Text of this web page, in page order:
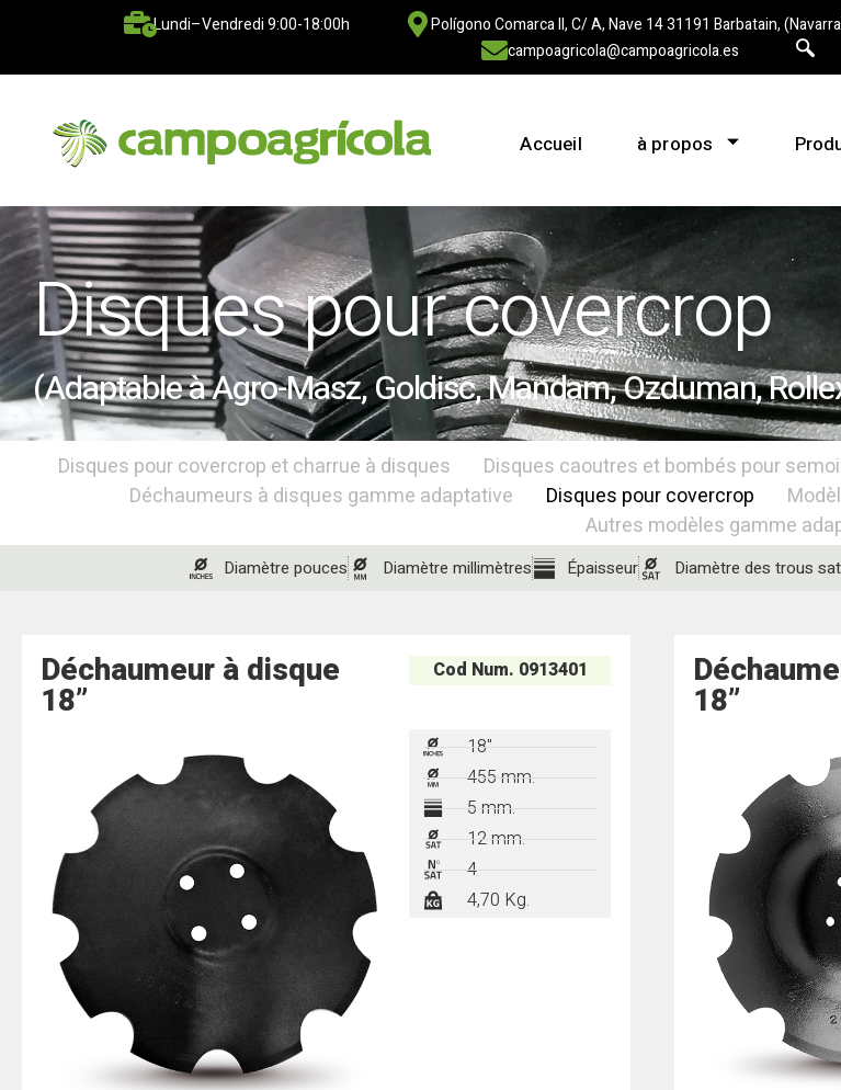
Lundi–Vendredi 9:00-18:00h Polígono Comarca II, C/ A, Nave 14 31191 Barbatain,
campoagricola@campoagricola.es
Accueil à propos
Disques pour covercrop
(Adaptable à Agro-Masz, Goldisc, Mandam, Ozduman,
Disques pour covercrop et charrue à disques Disques caoutres et bombés pour
Déchaumeurs à disques gamme adaptative
Disques pour covercrop
Autres modèles gamme
Diamètre pouces Diamètre millimètres Épaisseur Diamètre des trous
Déchaumeur à disque
18”
Cod Num. 0913401
18"
455 mm.
5 mm.
12 mm.
4
4,70 Kg.
18”